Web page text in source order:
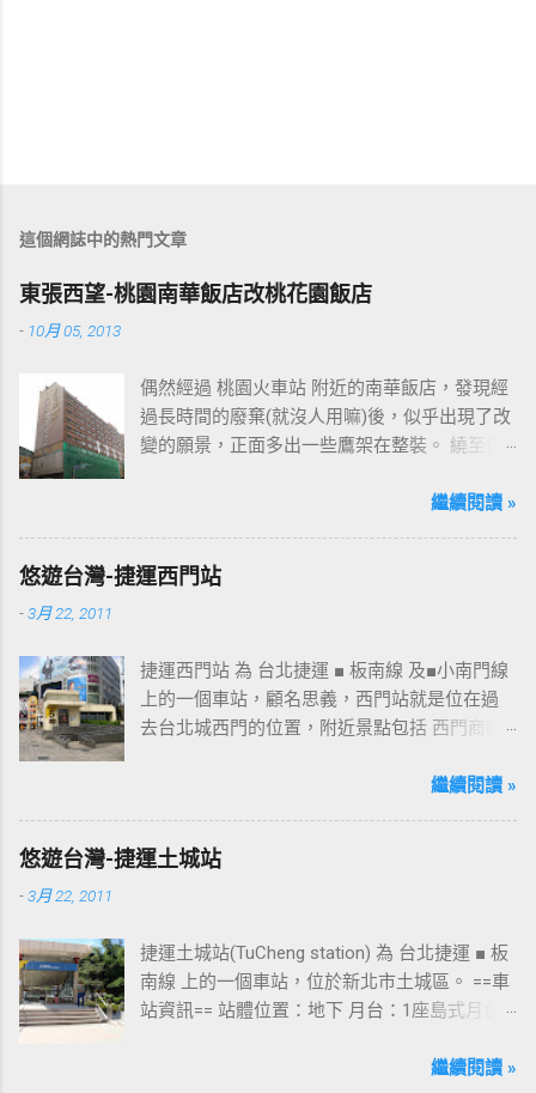
這個網誌中的熱門文章
東張西望-桃園南華飯店改桃花園飯店
- 10月 05, 2013
偶然經過 桃園火車站 附近的南華飯店，發現經
過長時間的廢棄(就沒人用嘛)後，似乎出現了改
變的願景，正面多出一些鷹架在整裝。 繞至側
桃園的民眾又有一個聚餐旅遊的好去處囉!!但今
趴走將持續為讀者們追蹤其動態消息，請各位
開始期待開幕日的來臨吧！ 南華飯店施工中現
繼續閱讀 »
悠遊台灣-捷運西門站
-3月 22, 2011
捷運西門站 為 台北捷運 ■ 板南線 及■小南門線
上的一個車站，顧名思義，西門站就是位在過
去台北城西門的位置，附近景點包括 西門商圈
圖中的六號出口，因位處 西門商圈 之入口，成
等候的標的物，也是是最容易堵塞的出口。 捷
運西門站六號出口&西門町商圈 板南線上車站 [
站 ] - [ 龍山寺站 ] - [ 西門站 ] - [ 台北車站 ] - [
善導寺站 ] - [ 忠孝新生站 ] - [ 忠孝復興站 ] - [
忠孝敦化站 ] - [ 國父紀念館站 ] - [ 市政府站
繼續閱讀 »
悠遊台灣-捷運土城站
-3月 22, 2011
捷運土城站(TuCheng station) 為 台北捷運 ■ 板
南線 上的一個車站，位於新北市土城區。 ==車
站資訊== 站體位置：地下 月台：1座島式月台
站 ] ---->往 板橋站 、 台北車站 、 南港展覽館
繼續閱讀 »